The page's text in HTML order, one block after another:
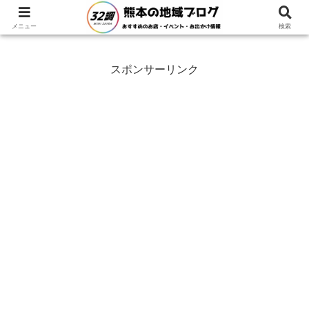
ホーム 熊本県 御船町
スポンサーリンク
メニュー 検索